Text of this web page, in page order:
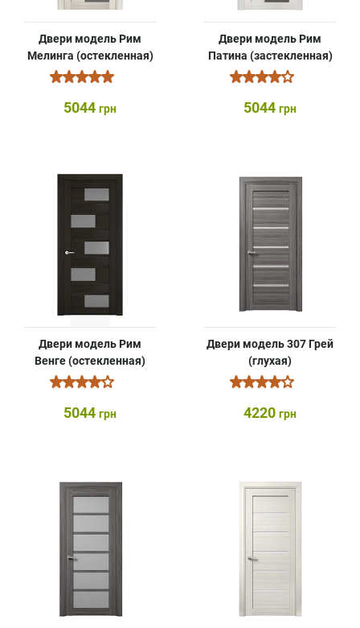
Двери модель Рим
Мелинга (остекленная)
5044 грн
Двери модель Рим
Патина (застекленная)
5044 грн
Двери модель Рим
Венге (остекленная)
5044 грн
Двери модель 307 Грей
(глухая)
4220 грн